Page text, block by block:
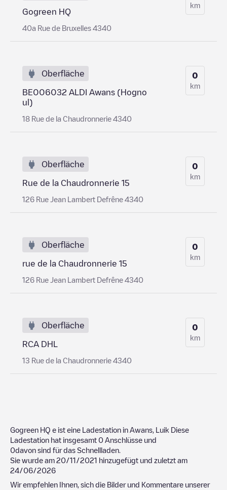
Gogreen HQ
40a Rue de Bruxelles 4340
km
Oberfläche
BE006032 ALDI Awans (Hogno
ul)
18 Rue de la Chaudronnerie 4340
0
km
Oberfläche
Rue de la Chaudronnerie 15
126 Rue Jean Lambert Defrêne 4340
0
km
Oberfläche
rue de la Chaudronnerie 15
126 Rue Jean Lambert Defrêne 4340
0
km
Oberfläche
RCA DHL
13 Rue de la Chaudronnerie 4340
0
km
Gogreen HQ e ist eine Ladestation in Awans Luik Diese
Ladestation hat insgesamt 0 Anschlüsse und
0davon sind für das Schnellladen.
Sie wurde am 20/11/2021 hinzugefügt und zuletzt am
24/06/2026
Wir empfehlen Ihnen, sich die Bilder und Kommentare unserer